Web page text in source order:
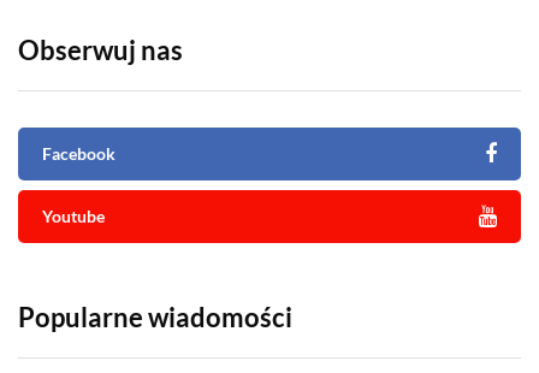
Obserwuj nas
Facebook
Youtube
Popularne wiadomości